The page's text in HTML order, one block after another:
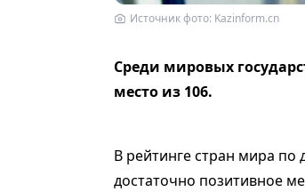
Источник фото: Kazinform.cn
Среди мировых
место из 106.
В рейтинге стран мира по
достаточно позитивное